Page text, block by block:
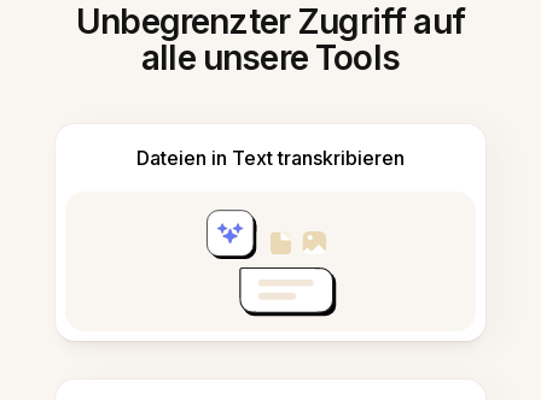
Unbegrenzter Zugriff auf
alle unsere Tools
Dateien in Text transkribieren